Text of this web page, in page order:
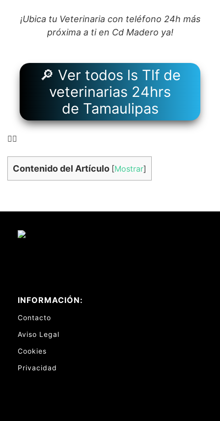
¡Ubica tu Veterinaria con teléfono 24h más
próxima a ti en Cd Madero ya!
🔎 Ver todos ls Tlf de
veterinarias 24hrs
de Tamaulipas
👉🏻
Contenido del Artículo [Mostrar]
INFORMACIÓN:
Contacto
Aviso Legal
Cookies
Privacidad